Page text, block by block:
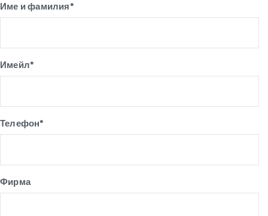
Име и фамилия*
Имейл*
Телефон*
Фирма